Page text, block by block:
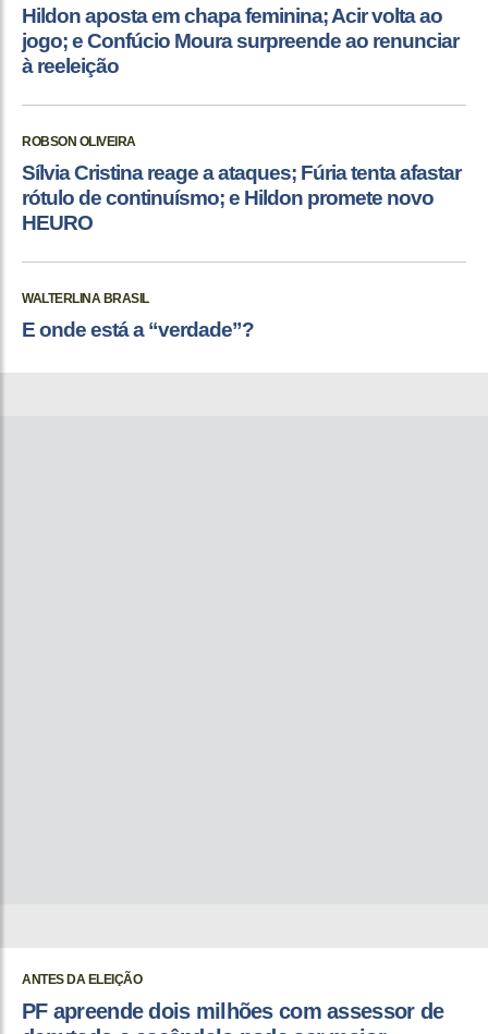
Hildon aposta em chapa feminina; Acir volta ao
jogo; e Confúcio Moura surpreende ao renunciar
à reeleição
ROBSON OLIVEIRA
Sílvia Cristina reage a ataques; Fúria tenta afastar
rótulo de continuísmo; e Hildon promete novo
HEURO
WALTERLINA BRASIL
E onde está a “verdade”?
ANTES DA ELEIÇÃO
PF apreende dois milhões com assessor de